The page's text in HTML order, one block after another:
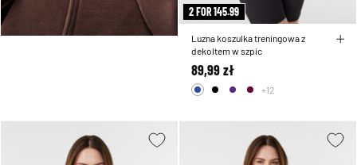
2 FOR 145.99
Luzna koszulka treningowa z
dekoltem w szpic
89,99 zł
+12